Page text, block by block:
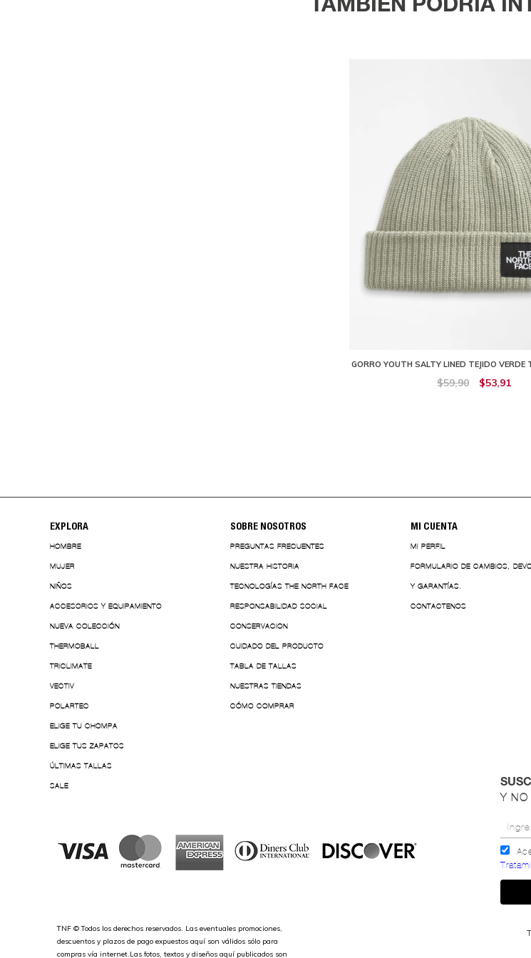
TAMBIÉN PODRÍA
GORRO YOUTH SALTY LINED TEJIDO VERDE
$59,90 $53,91
EXPLORA
HOMBRE
MUJER
NIÑOS
ACCESORIOS Y EQUIPAMIENTO
NUEVA COLECCIÓN
THERMOBALL
TRICLIMATE
VECTIV
POLARTEC
ELIGE TU CHOMPA
ELIGE TUS ZAPATOS
ÚLTIMAS TALLAS
SALE
SOBRE NOSOTROS
PREGUNTAS FRECUENTES
NUESTRA HISTORIA
TECNOLOGÍAS THE NORTH FACE
RESPONSABILIDAD SOCIAL
CONSERVACION
CUIDADO DEL PRODUCTO
TABLA DE TALLAS
NUESTRAS TIENDAS
CÓMO COMPRAR
MI CUENTA
MI PERFIL
FORMULARIO DE CAMBIOS,
Y GARANTÍAS.
CONTACTENOS
TNF © Todos los derechos reservados. Las eventuales promociones,
descuentos y plazos de pago expuestos aquí son válidos sólo para
compras vía internet.Las fotos, textos y diseños aquí publicados son
Y NO